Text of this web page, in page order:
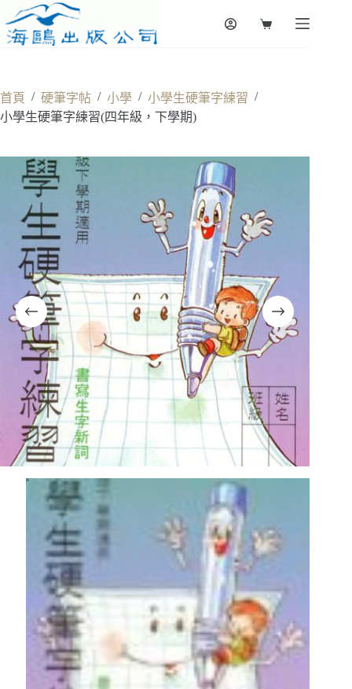
to
content
Shopping
首頁 / 硬筆字帖 / 小學 / 小學生硬筆字練習 /
小學生硬筆字練習(四年級，下學期)